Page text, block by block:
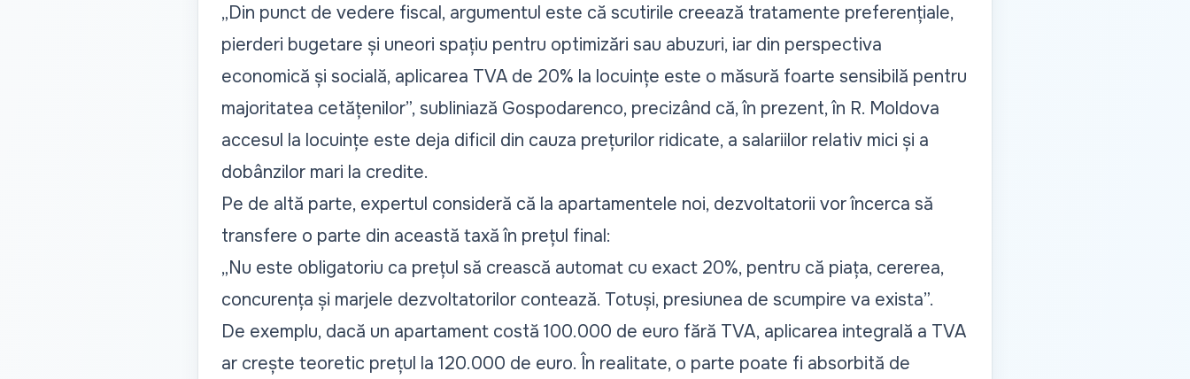
„Din punct de vedere fiscal, argumentul este că scutirile creează tratamente preferențiale,
pierderi bugetare și uneori spațiu pentru optimizări sau abuzuri, iar din perspectiva
economică și socială, aplicarea TVA de 20% la locuințe este o măsură foarte sensibilă pentru
majoritatea cetățenilor”, subliniază Gospodarenco, precizând că, în prezent, în R. Moldova
accesul la locuințe este deja dificil din cauza prețurilor ridicate, a salariilor relativ mici și a
dobânzilor mari la credite.
Pe de altă parte, expertul consideră că la apartamentele noi, dezvoltatorii vor încerca să
transfere o parte din această taxă în prețul final:
„Nu este obligatoriu ca prețul să crească automat cu exact 20%, pentru că piața, cererea,
concurența și marjele dezvoltatorilor contează. Totuși, presiunea de scumpire va exista”.
De exemplu, dacă un apartament costă 100.000 de euro fără TVA, aplicarea integrală a TVA
ar crește teoretic prețul la 120.000 de euro. În realitate, o parte poate fi absorbită de